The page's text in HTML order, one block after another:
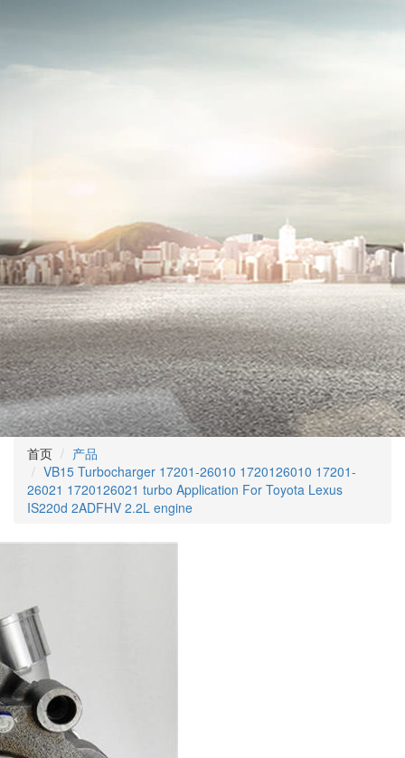
首页
产品
VB15 Turbocharger 17201-26010 1720126010 17201-
26021 1720126021 turbo Application For Toyota Lexus
IS220d 2ADFHV 2.2L engine